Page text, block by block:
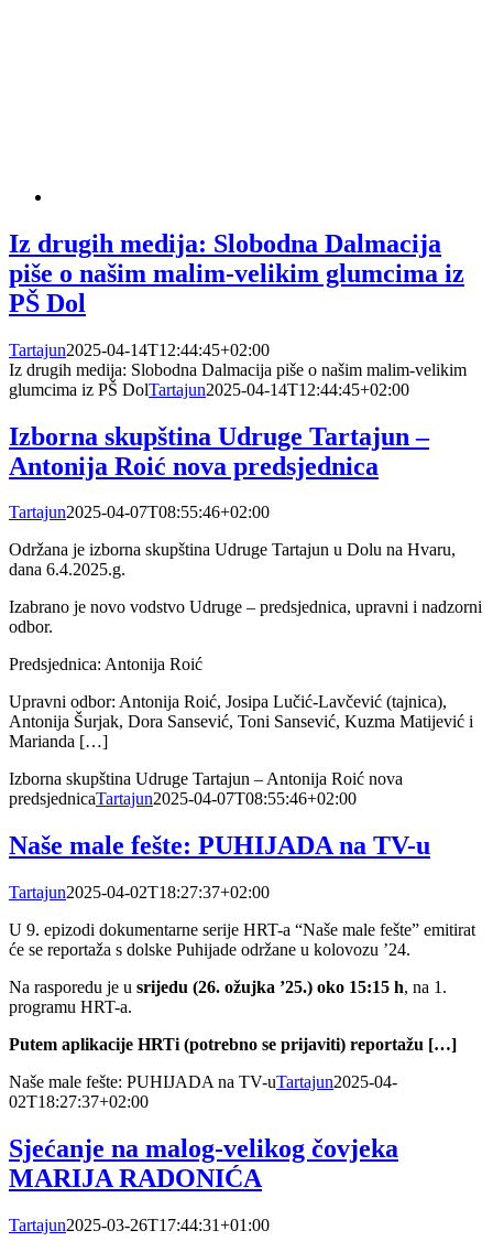
Iz drugih medija: Slobodna Dalmacija
piše o našim malim-velikim glumcima iz
PŠ Dol
Tartajun2025-04-14T12:44:45+02:00
Iz drugih medija: Slobodna Dalmacija piše o našim malim-velikim
glumcima iz PŠ DolTartajun2025-04-14T12:44:45+02:00
Izborna skupština Udruge Tartajun –
Antonija Roić nova predsjednica
Tartajun2025-04-07T08:55:46+02:00
Održana je izborna skupština Udruge Tartajun u Dolu na Hvaru,
dana 6.4.2025.g.
Izabrano je novo vodstvo Udruge – predsjednica, upravni i nadzorni
odbor.
Predsjednica: Antonija Roić
Upravni odbor: Antonija Roić, Josipa Lučić-Lavčević (tajnica),
Antonija Šurjak, Dora Sansević, Toni Sansević, Kuzma Matijević i
Marianda […]
Izborna skupština Udruge Tartajun – Antonija Roić nova
predsjednicaTartajun2025-04-07T08:55:46+02:00
Naše male fešte: PUHIJADA na TV-u
Tartajun2025-04-02T18:27:37+02:00
U 9. epizodi dokumentarne serije HRT-a “Naše male fešte” emitirat
će se reportaža s dolske Puhijade održane u kolovozu ’24.
Na rasporedu je u srijedu (26. ožujka ’25.) oko 15:15 h, na 1.
programu HRT-a.
Putem aplikacije HRTi (potrebno se prijaviti) reportažu […]
Naše male fešte: PUHIJADA na TV-uTartajun2025-04-
02T18:27:37+02:00
Sjećanje na malog-velikog čovjeka
MARIJA RADONIĆA
Tartajun2025-03-26T17:44:31+01:00